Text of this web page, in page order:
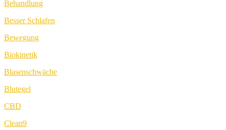
Behandlung
Besser Schlafen
Bewegung
Biokinetik
Blasenschwäche
Blutegel
CBD
Clean9